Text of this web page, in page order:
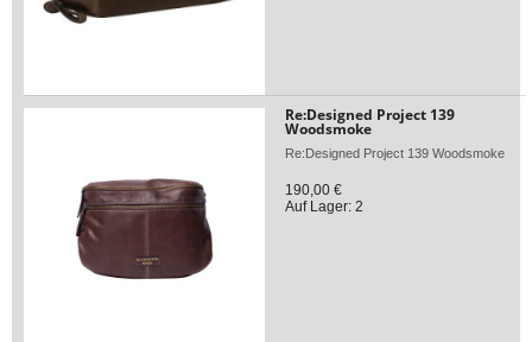
Re:Designed Project 139
Woodsmoke
Re:Designed Project 139 Woodsmoke
190,00 €
Auf Lager: 2